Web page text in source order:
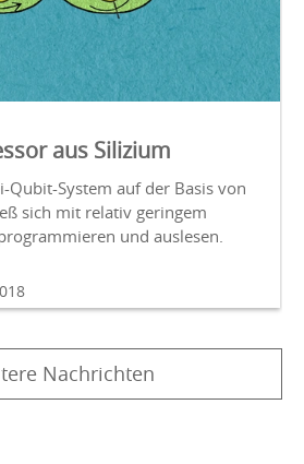
aus Silizium
Qubit-System auf der Basis von
sich mit relativ geringem
und auslesen.
Nachrichten